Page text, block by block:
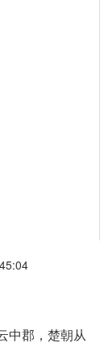
中郡，楚朝从